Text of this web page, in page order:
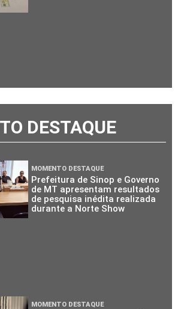
DESTAQUE
MOMENTO DESTAQUE
Prefeitura de Sinop e Governo
de MT apresentam resultados
de pesquisa inédita realizada
durante a Norte Show
MOMENTO DESTAQUE